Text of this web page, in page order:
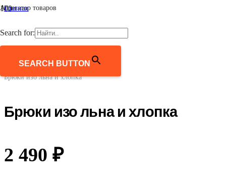
Агрегатор товаров
Search for:
SEARCH BUTTON
Главная
/
Брюки
Брюки изо льна и хлопка
Брюки изо льна и хлопка
2 490 ₽